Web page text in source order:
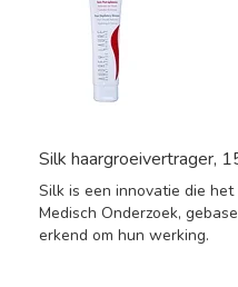
Silk haargroeivertrager,
Silk is een innovatie die
Medisch Onderzoek,
erkend om hun werking.